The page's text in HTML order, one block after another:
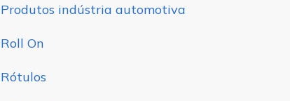
Produtos indústria automotiva
Roll On
Rótulos